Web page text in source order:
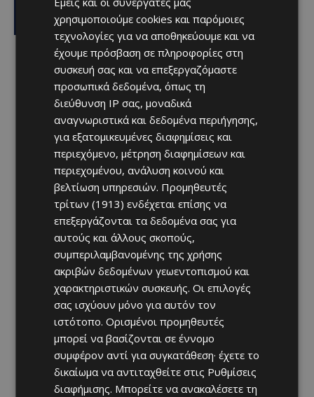
αβεβαιότητας
Afentiko
χρησιμοποιούμε cookies και παρόμοιες
τεχνολογίες για να αποθηκεύουμε και να
έχουμε πρόσβαση σε πληροφορίες στη
συσκευή σας και να επεξεργαζόμαστε
προσωπικά δεδομένα, όπως τη
διεύθυνση IP σας, μοναδικά
αναγνωριστικά και δεδομένα περιήγησης,
για εξατομικευμένες διαφημίσεις και
περιεχόμενο, μέτρηση διαφημίσεων και
περιεχομένου, ανάλυση κοινού και
βελτίωση υπηρεσιών. Προμηθευτές
τρίτων (1913) ενδέχεται επίσης να
επεξεργάζονται τα δεδομένα σας για
αυτούς και άλλους σκοπούς,
συμπεριλαμβανομένης της χρήσης
ακριβών δεδομένων γεωεντοπισμού και
χαρακτηριστικών συσκευής. Οι επιλογές
σας ισχύουν μόνο για αυτόν τον
ιστότοπο. Ορισμένοι προμηθευτές
μπορεί να βασίζονται σε έννομο
συμφέρον αντί για συγκατάθεση· έχετε το
δικαίωμα να αντιταχθείτε στις Ρυθμίσεις
διαφήμισης. Μπορείτε να ανακαλέσετε τη